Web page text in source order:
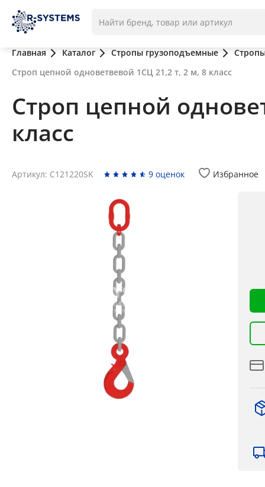
Главная Каталог Стропы грузоподъемные
Строп цепной одноветвевой 1СЦ 21,2 т, 2 м, 8 класс
Строп цепной
класс
Артикул: C121220SK 9 оценок Избранное